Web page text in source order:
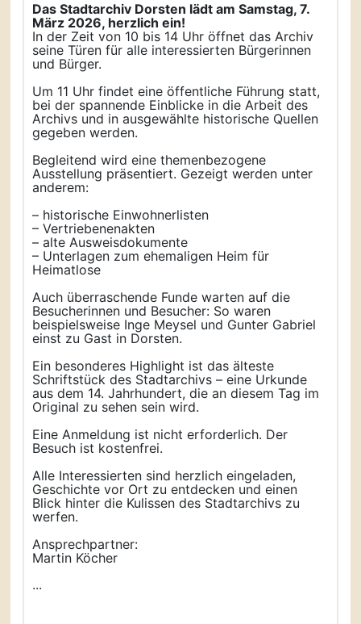
Das Stadtarchiv Dorsten lädt am Samstag, 7.
März 2026, herzlich ein!
In der Zeit von 10 bis 14 Uhr öffnet das Archiv
seine Türen für alle interessierten Bürgerinnen
und Bürger.
Um 11 Uhr findet eine öffentliche Führung statt,
bei der spannende Einblicke in die Arbeit des
Archivs und in ausgewählte historische Quellen
gegeben werden.
Begleitend wird eine themenbezogene
Ausstellung präsentiert. Gezeigt werden unter
anderem:
– historische Einwohnerlisten
– Vertriebenenakten
– alte Ausweisdokumente
– Unterlagen zum ehemaligen Heim für
Heimatlose
Auch überraschende Funde warten auf die
Besucherinnen und Besucher: So waren
beispielsweise Inge Meysel und Gunter Gabriel
einst zu Gast in Dorsten.
Ein besonderes Highlight ist das älteste
Schriftstück des Stadtarchivs – eine Urkunde
aus dem 14. Jahrhundert, die an diesem Tag im
Original zu sehen sein wird.
Eine Anmeldung ist nicht erforderlich. Der
Besuch ist kostenfrei.
Alle Interessierten sind herzlich eingeladen,
Geschichte vor Ort zu entdecken und einen
Blick hinter die Kulissen des Stadtarchivs zu
werfen.
Ansprechpartner:
Martin Köcher
...